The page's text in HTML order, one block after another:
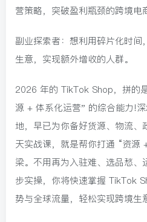
营策略，突破盈利瓶颈的跨境电
副业探索者：想利用碎片化时
生意，实现额外增收的人群。
2026 年的 TikTok Shop，拼的
源 + 体系化运营” 的综合能力!
地，早已为你备好货源、物流
天实战课，就是帮你打通 “资源
梁。不用再为入驻难、选品愁、
步实操，你将快速掌握 TikTok
势与全球流量，轻松实现跨境生